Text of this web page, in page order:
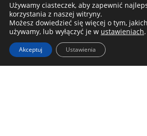
Rabaty i akcje
Jak wynająć
Dostawa i odbiór
Zasady wynajmu
Używamy ciasteczek, aby zapewnić
korzystania z naszej witryny.
Możesz dowiedzieć się więcej o tym,
używamy, lub wyłączyć je w ustawieniach.
Akceptuj Ustawienia